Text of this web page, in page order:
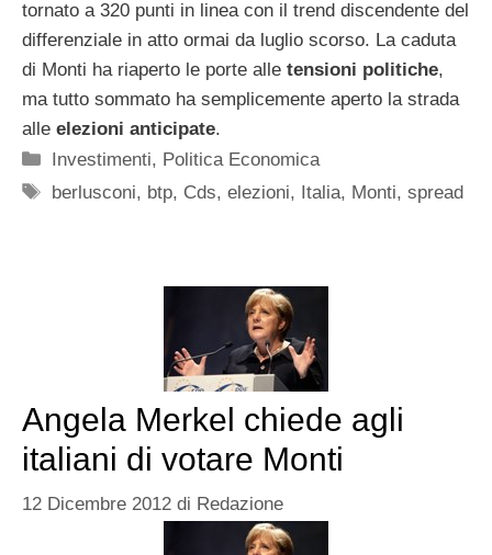
tornato a 320 punti in linea con il trend discendente del
differenziale in atto ormai da luglio scorso. La caduta
di Monti ha riaperto le porte alle tensioni politiche,
ma tutto sommato ha semplicemente aperto la strada
alle elezioni anticipate.
Categorie
Investimenti, Politica Economica
Tag
berlusconi, btp, Cds,elezioni, Italia, Monti,spread
Angela Merkel chiede agli
italiani di votare Monti
12 Dicembre 2012 di Redazione